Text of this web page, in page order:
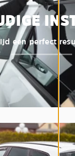
een perfect